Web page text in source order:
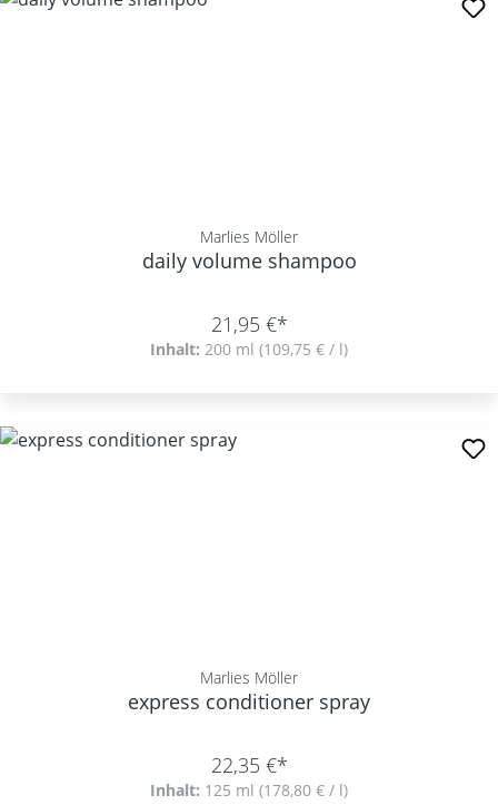
Marlies Möller
daily volume shampoo
21,95 €*
Inhalt: 200 ml (109,75 € / l)
Marlies Möller
express conditioner spray
22,35 €*
Inhalt: 125 ml (178,80 € / l)